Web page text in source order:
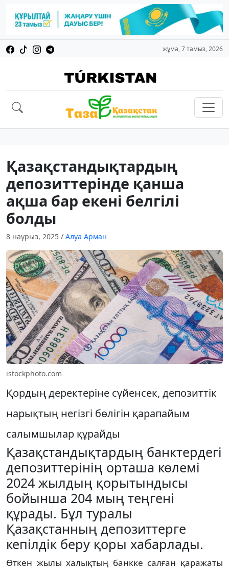
жұма, 7 тамыз, 2026
Қазақстандықтардың
депозиттерінде қанша
ақша бар екені белгілі
болды
8 наурыз, 2025 / Алуа Арман
istockphoto.com
Қордың деректеріне сүйенсек, депозиттік
нарықтың негізгі бөлігін қарапайым
салымшылар құрайды
Қазақстандықтардың банктердегі
депозиттерінің орташа көлемі
2024 жылдың қорытындысы
бойынша 204 мың теңгені
құрады. Бұл туралы
Қазақстанның депозиттерге
кепілдік беру қоры хабарлады.
Өткен жылы халықтың банкке салған қаражаты